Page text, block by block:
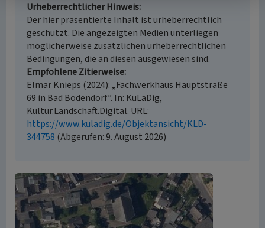
Urheberrechtlicher Hinweis
Der hier präsentierte Inhalt ist urheberrechtlich
geschützt. Die angezeigten Medien unterliegen
möglicherweise zusätzlichen urheberrechtlichen
Bedingungen, die an diesen ausgewiesen sind.
Empfohlene Zitierweise
Elmar Knieps (2024): „Fachwerkhaus Hauptstraße
69 in Bad Bodendorf”. In: KuLaDig,
Kultur.Landschaft.Digital. URL:
https://www.kuladig.de/Objektansicht/KLD-
344758 (Abgerufen: 9. August 2026)